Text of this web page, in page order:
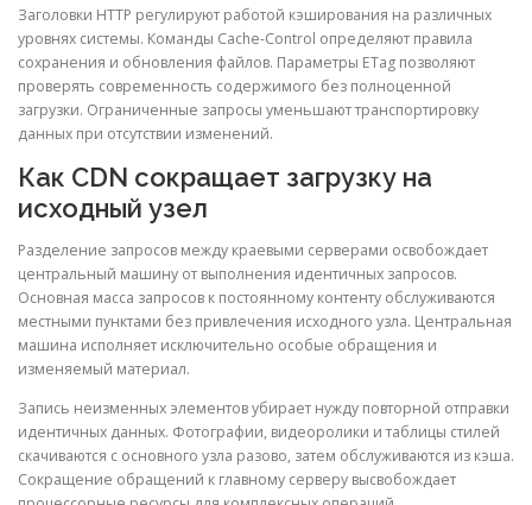
Заголовки HTTP регулируют работой кэширования на различных
уровнях системы. Команды Cache-Control определяют правила
сохранения и обновления файлов. Параметры ETag позволяют
проверять современность содержимого без полноценной
загрузки. Ограниченные запросы уменьшают транспортировку
данных при отсутствии изменений.
Как CDN сокращает загрузку на
исходный узел
Разделение запросов между краевыми серверами освобождает
центральный машину от выполнения идентичных запросов.
Основная масса запросов к постоянному контенту обслуживаются
местными пунктами без привлечения исходного узла. Центральная
машина исполняет исключительно особые обращения и
изменяемый материал.
Запись неизменных элементов убирает нужду повторной отправки
идентичных данных. Фотографии, видеоролики и таблицы стилей
скачиваются с основного узла разово, затем обслуживаются из кэша.
Сокращение обращений к главному серверу высвобождает